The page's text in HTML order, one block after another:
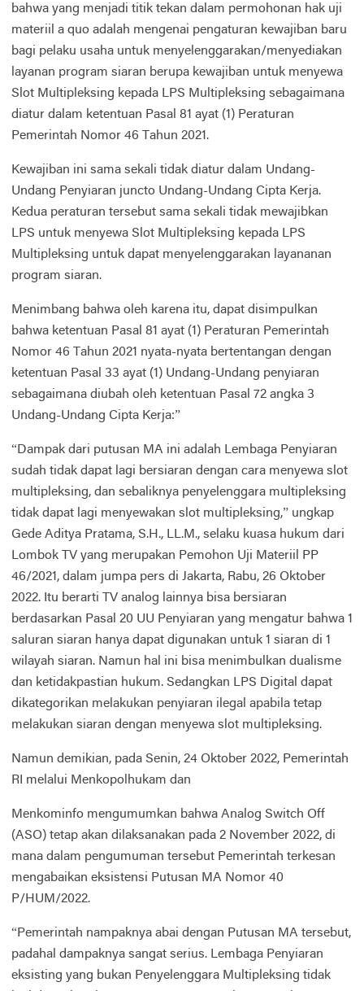
bahwa yang menjadi titik tekan dalam permohonan hak uji
materiil a quo adalah mengenai pengaturan kewajiban baru
bagi pelaku usaha untuk menyelenggarakan/menyediakan
layanan program siaran berupa kewajiban untuk menyewa
Slot Multipleksing kepada LPS Multipleksing sebagaimana
diatur dalam ketentuan Pasal 81 ayat (1) Peraturan
Pemerintah Nomor 46 Tahun 2021.
Kewajiban ini sama sekali tidak diatur dalam Undang-
Undang Penyiaran juncto Undang-Undang Cipta Kerja.
Kedua peraturan tersebut sama sekali tidak mewajibkan
LPS untuk menyewa Slot Multipleksing kepada LPS
Multipleksing untuk dapat menyelenggarakan layananan
program siaran.
Menimbang bahwa oleh karena itu, dapat disimpulkan
bahwa ketentuan Pasal 81 ayat (1) Peraturan Pemerintah
Nomor 46 Tahun 2021 nyata-nyata bertentangan dengan
ketentuan Pasal 33 ayat (1) Undang-Undang penyiaran
sebagaimana diubah oleh ketentuan Pasal 72 angka 3
Undang-Undang Cipta Kerja:”
“Dampak dari putusan MA ini adalah Lembaga Penyiaran
sudah tidak dapat lagi bersiaran dengan cara menyewa slot
multipleksing, dan sebaliknya penyelenggara multipleksing
tidak dapat lagi menyewakan slot multipleksing,” ungkap
Gede Aditya Pratama, S.H., LL.M., selaku kuasa hukum dari
Lombok TV yang merupakan Pemohon Uji Materiil PP
46/2021, dalam jumpa pers di Jakarta, Rabu, 26 Oktober
2022. Itu berarti TV analog lainnya bisa bersiaran
berdasarkan Pasal 20 UU Penyiaran yang mengatur bahwa 1
saluran siaran hanya dapat digunakan untuk 1 siaran di 1
wilayah siaran. Namun hal ini bisa menimbulkan dualisme
dan ketidakpastian hukum. Sedangkan LPS Digital dapat
dikategorikan melakukan penyiaran ilegal apabila tetap
melakukan siaran dengan menyewa slot multipleksing.
Namun demikian, pada Senin, 24 Oktober 2022, Pemerintah
RI melalui Menkopolhukam dan
Menkominfo mengumumkan bahwa Analog Switch Off
(ASO) tetap akan dilaksanakan pada 2 November 2022, di
mana dalam pengumuman tersebut Pemerintah terkesan
mengabaikan eksistensi Putusan MA Nomor 40
P/HUM/2022.
“Pemerintah nampaknya abai dengan Putusan MA tersebut,
padahal dampaknya sangat serius. Lembaga Penyiaran
eksisting yang bukan Penyelenggara Multipleksing tidak